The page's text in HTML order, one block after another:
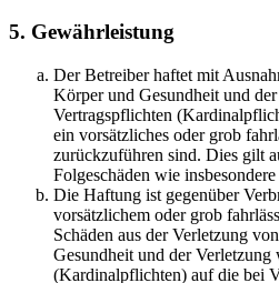
5. Gewährleistung
Der Betreiber haftet mit
Körper und Gesundheit und
Vertragspflichten
ein vorsätzliches oder grob
zurückzuführen sind. Dies gilt
Folgeschäden wie
Die Haftung ist gegenüber
vorsätzlichem oder grob
Schäden aus der Verletzung
Gesundheit und der
(Kardinalpflichten) auf die bei